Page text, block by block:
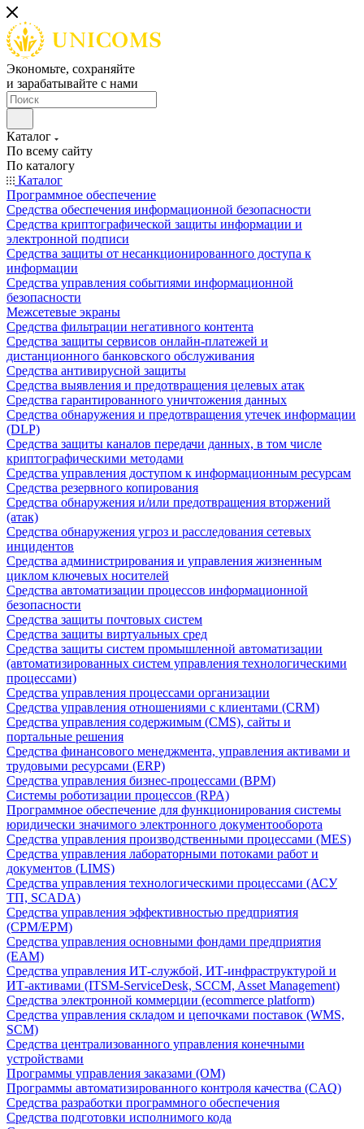
Экономьте, сохраняйте
и зарабатывайте с нами
Каталог
По всему сайту
По каталогу
Каталог
Программное обеспечение
Средства обеспечения информационной безопасности
Средства криптографической защиты информации и
электронной подписи
Средства защиты от несанкционированного доступа к
информации
Средства управления событиями информационной
безопасности
Межсетевые экраны
Средства фильтрации негативного контента
Средства защиты сервисов онлайн-платежей и
дистанционного банковского обслуживания
Средства антивирусной защиты
Средства выявления и предотвращения целевых атак
Средства гарантированного уничтожения данных
Средства обнаружения и предотвращения утечек информации
(DLP)
Средства защиты каналов передачи данных, в том числе
криптографическими методами
Средства управления доступом к информационным ресурсам
Средства резервного копирования
Средства обнаружения и/или предотвращения вторжений
(атак)
Средства обнаружения угроз и расследования сетевых
инцидентов
Средства администрирования и управления жизненным
циклом ключевых носителей
Средства автоматизации процессов информационной
безопасности
Средства защиты почтовых систем
Средства защиты виртуальных сред
Средства защиты систем промышленной автоматизации
(автоматизированных систем управления технологическими
процессами)
Средства управления процессами организации
Средства управления отношениями с клиентами (CRM)
Средства управления содержимым (CMS), сайты и
портальные решения
Средства финансового менеджмента, управления активами и
трудовыми ресурсами (ERP)
Средства управления бизнес-процессами (BPM)
Системы роботизации процессов (RPA)
Программное обеспечение для функционирования системы
юридически значимого электронного документооборота
Средства управления производственными процессами (MES)
Средства управления лабораторными потоками работ и
документов (LIMS)
Средства управления технологическими процессами (АСУ
ТП, SCADA)
Средства управления эффективностью предприятия
(CPM/EPM)
Средства управления основными фондами предприятия
(EAM)
Средства управления ИТ-службой, ИТ-инфраструктурой и
ИТ-активами (ITSM-ServiceDesk, SCCM, Asset Management)
Средства электронной коммерции (ecommerce platform)
Средства управления складом и цепочками поставок (WMS,
SCM)
Средства централизованного управления конечными
устройствами
Программы управления заказами (OM)
Программы автоматизированного контроля качества (CAQ)
Средства разработки программного обеспечения
Средства подготовки исполнимого кода